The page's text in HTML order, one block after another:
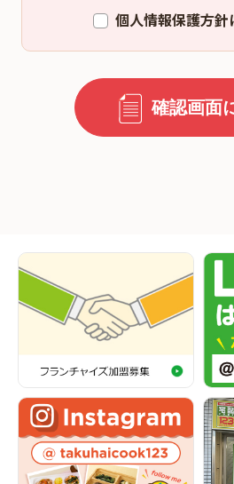
個人情報保護方針
確認画面